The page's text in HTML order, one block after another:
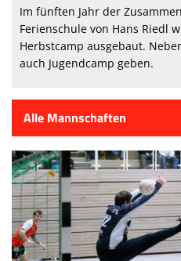
Im fünften Jahr der
Ferienschule von Hans Riedl
Herbstcamp ausgebaut.
auch Jugendcamp geben.
Alle Mannschaften